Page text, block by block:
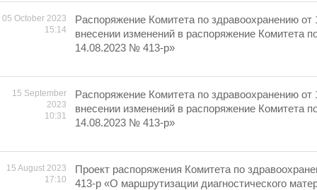
05 October 2023
15:14
Распоряжение Комитета по здравоохранению
внесении изменений в распоряжение Комитета
14.08.2023 № 413-р»
15 September
2023
10:31
Распоряжение Комитета по здравоохранению
внесении изменений в распоряжение Комитета
14.08.2023 № 413-р»
15 August 2023
17:10
Проект распоряжения Комитета по
413-р «О маршрутизации диагностического